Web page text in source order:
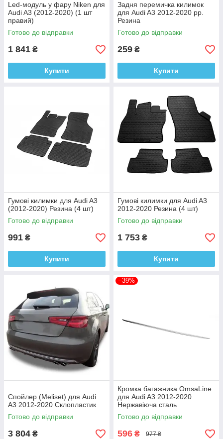
Led-модуль у фару Niken для
Audi A3 (2012-2020) (1 шт
правий)
Готово до відправки
1 841 ₴
Купити
Задня перемичка килимок
для Audi A3 2012-2020 рр.
Резина
Готово до відправки
259 ₴
Купити
Гумові килимки для Audi A3
(2012-2020) Резина (4 шт)
Готово до відправки
991 ₴
Купити
Гумові килимки для Audi A3
2012-2020 Резина (4 шт)
Готово до відправки
1 753 ₴
Купити
Спойлер (Meliset) для Audi
A3 2012-2020 Склопластик
Готово до відправки
3 804 ₴
–39%
Кромка багажника OmsaLine
для Audi A3 2012-2020
Нержавіюча сталь
Готово до відправки
596 ₴ 977 ₴